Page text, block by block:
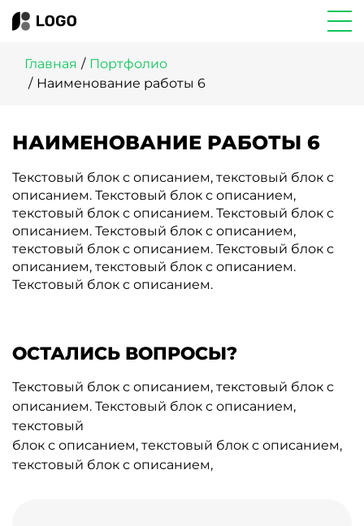
Главная
Портфолио
Наименование работы 6
НАИМЕНОВАНИЕ РАБОТЫ 6
Текстовый блок с описанием, текстовый блок с
описанием. Текстовый блок с описанием,
текстовый блок с описанием. Текстовый блок с
описанием. Текстовый блок с описанием,
текстовый блок с описанием. Текстовый блок с
описанием, текстовый блок с описанием.
Текстовый блок с описанием.
ОСТАЛИСЬ ВОПРОСЫ?
Текстовый блок с описанием, текстовый блок с
описанием. Текстовый блок с описанием,
текстовый
блок с описанием, текстовый блок с описанием,
текстовый блок с описанием,